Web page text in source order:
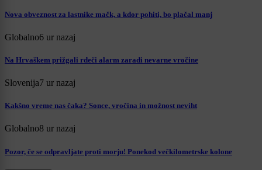
Nova obveznost za lastnike mačk, a kdor pohiti, bo plačal manj
Globalno6 ur nazaj
Na Hrvaškem prižgali rdeči alarm zaradi nevarne vročine
Slovenija7 ur nazaj
Kakšno vreme nas čaka? Sonce, vročina in možnost neviht
Globalno8 ur nazaj
Pozor, če se odpravljate proti morju! Ponekod večkilometrske kolone